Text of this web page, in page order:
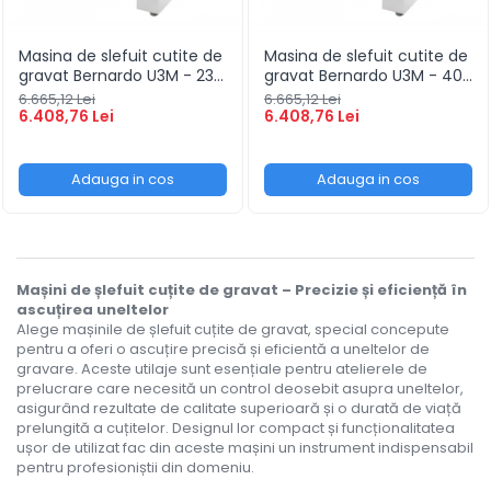
Ferastraie verticale
Strunguri CNC
Strunguri cu cutie de viteze
Strunguri cu surub de ghidare
Strunguri metal cu freza
digital
Strunguri universale cu viteza
variabila
Masini de gaurit
Masini de gaurit - Vario - cu masa
si coloana
Masini de gaurit cu angrenaj,
masa si coloana
Masini de gaurit cu coloana
Masina de slefuit cutite de
gravat Bernardo U3M - 230
V
6.665,12 Lei
6.408,76 Lei
Adauga in cos
Masina de slefuit cutite de
gravat Bernardo U3M - 400
V
6.665,12 Lei
6.408,76 Lei
Adauga in cos
Mașini de șlefuit cuțite de gravat – Precizie și eficiență în
ascuțirea uneltelor
Alege mașinile de șlefuit cuțite de gravat, special concepute
pentru a oferi o ascuțire precisă și eficientă a uneltelor de
gravare. Aceste utilaje sunt esențiale pentru atelierele de
prelucrare care necesită un control deosebit asupra uneltelor,
asigurând rezultate de calitate superioară și o durată de viață
prelungită a cuțitelor. Designul lor compact și funcționalitatea
ușor de utilizat fac din aceste mașini un instrument indispensabil
pentru profesioniștii din domeniu.